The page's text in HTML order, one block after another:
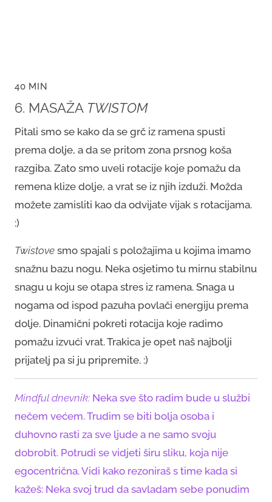
40 MIN
6. MASAŽA TWISTOM
Pitali smo se kako da se grč iz ramena spusti
prema dolje, a da se pritom zona prsnog koša
razgiba. Zato smo uveli rotacije koje pomažu da
remena klize dolje, a vrat se iz njih izduži. Možda
možete zamisliti kao da odvijate vijak s rotacijama.
:)
Twistove smo spajali s položajima u kojima imamo
snažnu bazu nogu. Neka osjetimo tu mirnu stabilnu
snagu u koju se otapa stres iz ramena. Snaga u
nogama od ispod pazuha povlači energiju prema
dolje. Dinamični pokreti rotacija koje radimo
pomažu izvući vrat. Trakica je opet naš najbolji
prijatelj pa si ju pripremite. :)
Mindful dnevnik: Neka sve što radim bude u službi
nečem većem. Trudim se biti bolja osoba i
duhovno rasti za sve ljude a ne samo svoju
dobrobit. Potrudi se vidjeti širu sliku, koja nije
egocentrična. Vidi kako rezoniraš s time kada si
kažeš: Neka svoj trud da savladam sebe ponudim